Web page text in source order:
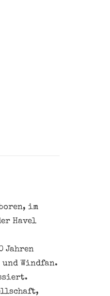
im
Havel
Jahren
und Windfan.